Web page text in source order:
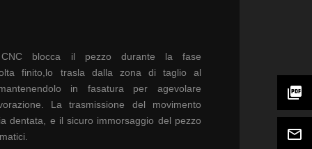
picture_as_pdf
mail_outline
blocca il pezzo durante la fase
finito,lo trasla dalla zona di taglio al
in fasatura per agevolare
La trasmissione del movimento
dentata, e il sicuro immorsaggio del pezzo